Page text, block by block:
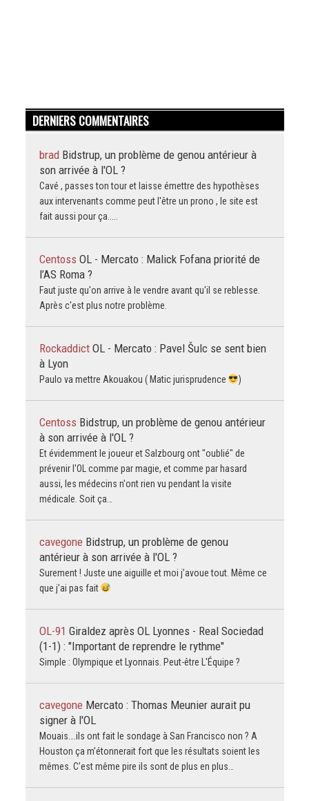
DERNIERS COMMENTAIRES
brad Bidstrup, un problème de genou antérieur à
son arrivée à l'OL ?
Cavé , passes ton tour et laisse émettre des hypothèses
aux intervenants comme peut l'être un prono , le site est
fait aussi pour ça.....
Centoss OL - Mercato : Malick Fofana priorité de
l’AS Roma ?
Faut juste qu'on arrive à le vendre avant qu'il se reblesse.
Après c'est plus notre problème.
Rockaddict OL - Mercato : Pavel Šulc se sent bien
à Lyon
Paulo va mettre Akouakou ( Matic jurisprudence )
Centoss Bidstrup, un problème de genou antérieur
à son arrivée à l'OL ?
Et évidemment le joueur et Salzbourg ont "oublié" de
prévenir l'OL comme par magie, et comme par hasard
aussi, les médecins n'ont rien vu pendant la visite
médicale. Soit ça…
cavegone Bidstrup, un problème de genou
antérieur à son arrivée à l'OL ?
Surement ! Juste une aiguille et moi j’avoue tout. Même ce
que j’ai pas fait
OL-91 Giraldez après OL Lyonnes - Real Sociedad
(1-1) : "Important de reprendre le rythme"
Simple : Olympique et Lyonnais. Peut-être L'Équipe ?
cavegone Mercato : Thomas Meunier aurait pu
signer à l'OL
Mouais….ils ont fait le sondage à San Francisco non ? A
Houston ça m’étonnerait fort que les résultats soient les
mêmes. C’est même pire ils sont de plus en plus…